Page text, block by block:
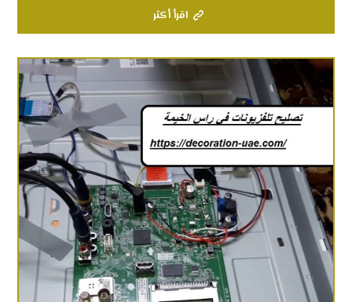
اقرأ أكثر